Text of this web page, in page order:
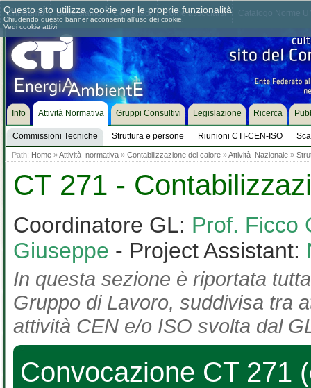
Chi siamo Dove siamo Contattaci Come associarsi
Info Attività Normativa
Commissioni Tecniche Struttura e persone Riunioni CTI-CEN-ISO
Gruppi Consultivi Legislazione Ricerca
Path: Home »Attività normativa » Contabilizzazione del calore »Attività Nazionale »
CT 271 -
Coordinatore GL: Prof. Ficco
Giuseppe - Project Assistant:
In questa sezione è riportata
Gruppo di Lavoro, suddivisa tra
attività CEN e/o ISO svolta dal
Convocazione CT 271
Questo sito utilizza cookie per le proprie funzionalità
Chiudendo questo banner acconsenti all'uso dei cookie.
Vedi cookie attivi